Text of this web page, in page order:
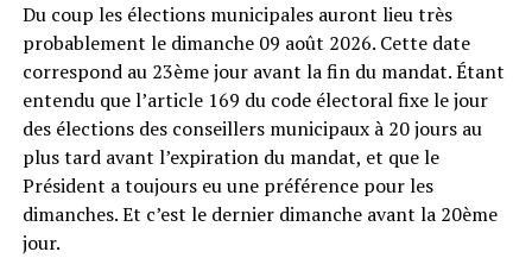
Du coup les élections municipales auront lieu très
probablement le dimanche 09 août 2026. Cette date
correspond au 23ème jour avant la fin du mandat. Étant
entendu que l’article 169 du code électoral fixe le jour
des élections des conseillers municipaux à 20 jours au
plus tard avant l’expiration du mandat, et que le
Président a toujours eu une préférence pour les
dimanches. Et c’est le dernier dimanche avant la 20ème
jour.